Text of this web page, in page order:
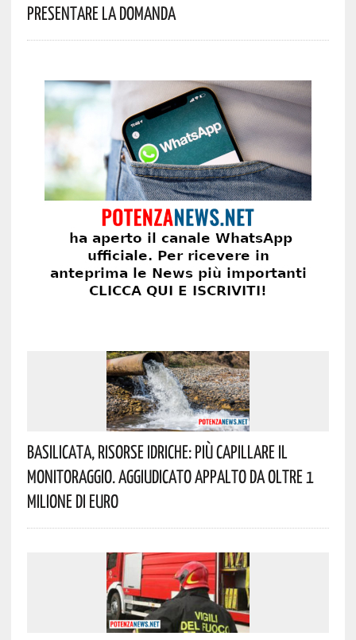
Presentare La Domanda
Basilicata, Risorse Idriche: Più Capillare Il
Monitoraggio. Aggiudicato Appalto Da Oltre 1
Milione Di Euro